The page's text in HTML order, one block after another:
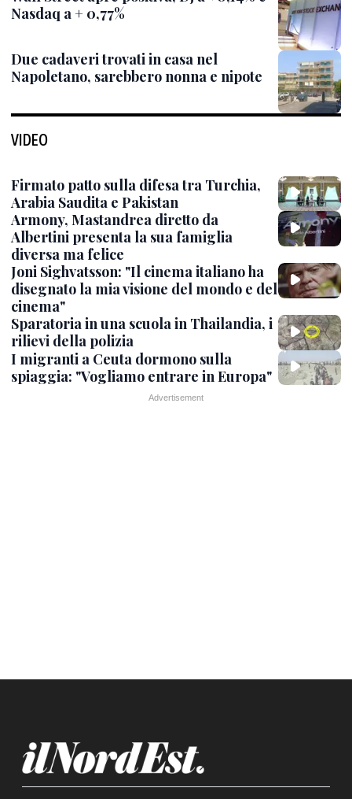
Nasdaq a + 0,77%
Due cadaveri trovati in casa nel
Napoletano, sarebbero nonna e nipote
VIDEO
Firmato patto sulla difesa tra Turchia,
Arabia Saudita e Pakistan
Armony, Mastandrea diretto da
Albertini presenta la sua famiglia
diversa ma felice
Joni Sighvatsson: "Il cinema italiano ha
disegnato la mia visione del mondo e del
cinema"
Sparatoria in una scuola in Thailandia, i
rilievi della polizia
I migranti a Ceuta dormono sulla
spiaggia: "Vogliamo entrare in Europa"